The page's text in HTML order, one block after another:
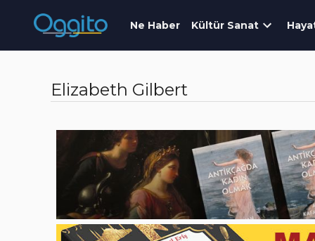
Ne Haber Kültür Sanat
Elizabeth Gilbert